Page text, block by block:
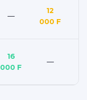
—
12
000 F
16
000 F
—